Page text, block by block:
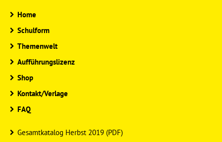
Home
Schulform
Themenwelt
Aufführungslizenz
Shop
Kontakt/Verlage
FAQ
Gesamtkatalog Herbst 2019 (PDF)